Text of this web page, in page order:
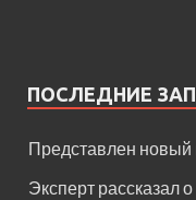
ПОСЛЕДНИЕ
Представлен новый
Эксперт рассказал